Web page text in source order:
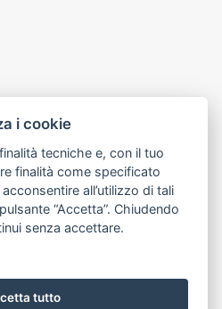
70121 Bari
i cookie
tecniche e, con il tuo
finalità come specificato
acconsentire all’utilizzo di tali
“Accetta”. Chiudendo
senza accettare.
tutto